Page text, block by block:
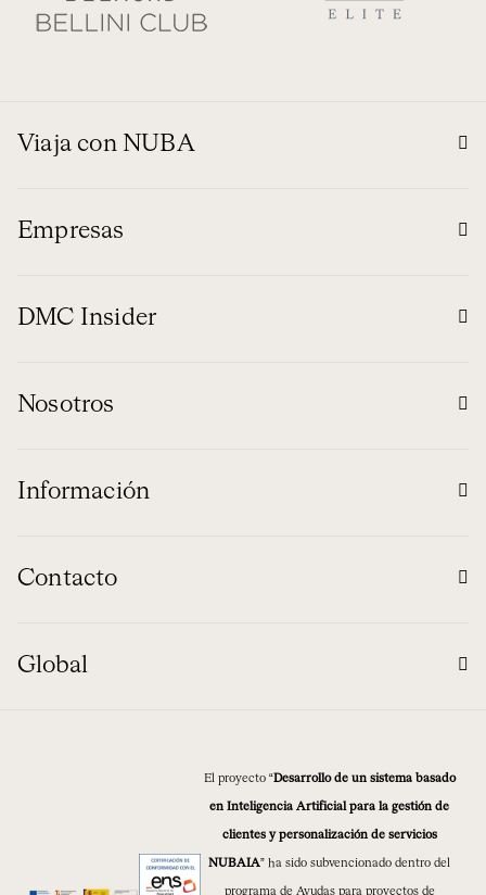
Viaja con NUBA
Empresas
DMC Insider
Nosotros
Información
Contacto
Global
El proyecto “Desarrollo de un sistema basado
en Inteligencia Artificial para la gestión de
clientes y personalización de servicios
NUBAIA” ha sido subvencionado dentro del
programa de Ayudas para proyectos de